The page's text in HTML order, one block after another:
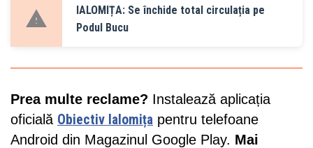
IALOMIȚA: Se închide total circulația pe
Podul Bucu
Prea multe reclame? Instalează aplicația
oficială Obiectiv Ialomița pentru telefoane
Android din Magazinul Google Play. Mai